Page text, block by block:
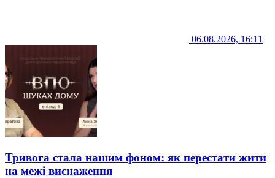
06.08.2026, 16:11
Тривога стала нашим фоном: як перестати жити
на межі виснаження